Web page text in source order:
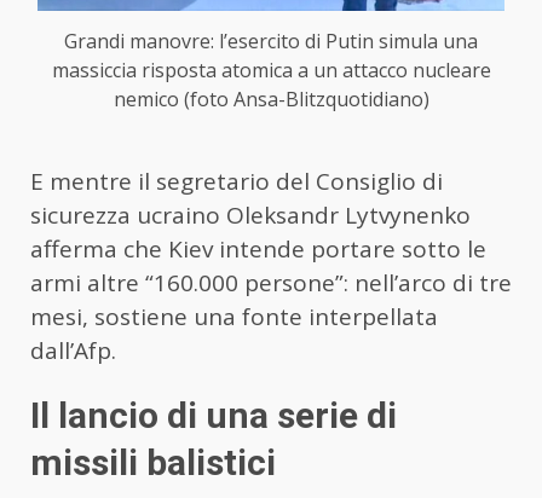
Grandi manovre: l’esercito di Putin simula una
massiccia risposta atomica a un attacco nucleare
nemico (foto Ansa-Blitzquotidiano)
E mentre il segretario del Consiglio di
sicurezza ucraino Oleksandr Lytvynenko
afferma che Kiev intende portare sotto le
armi altre “160.000 persone”: nell’arco di tre
mesi, sostiene una fonte interpellata
dall’Afp.
Il lancio di una serie di
missili balistici